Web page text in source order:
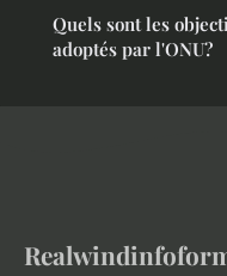
Quels sont les
adoptés par l'ONU?